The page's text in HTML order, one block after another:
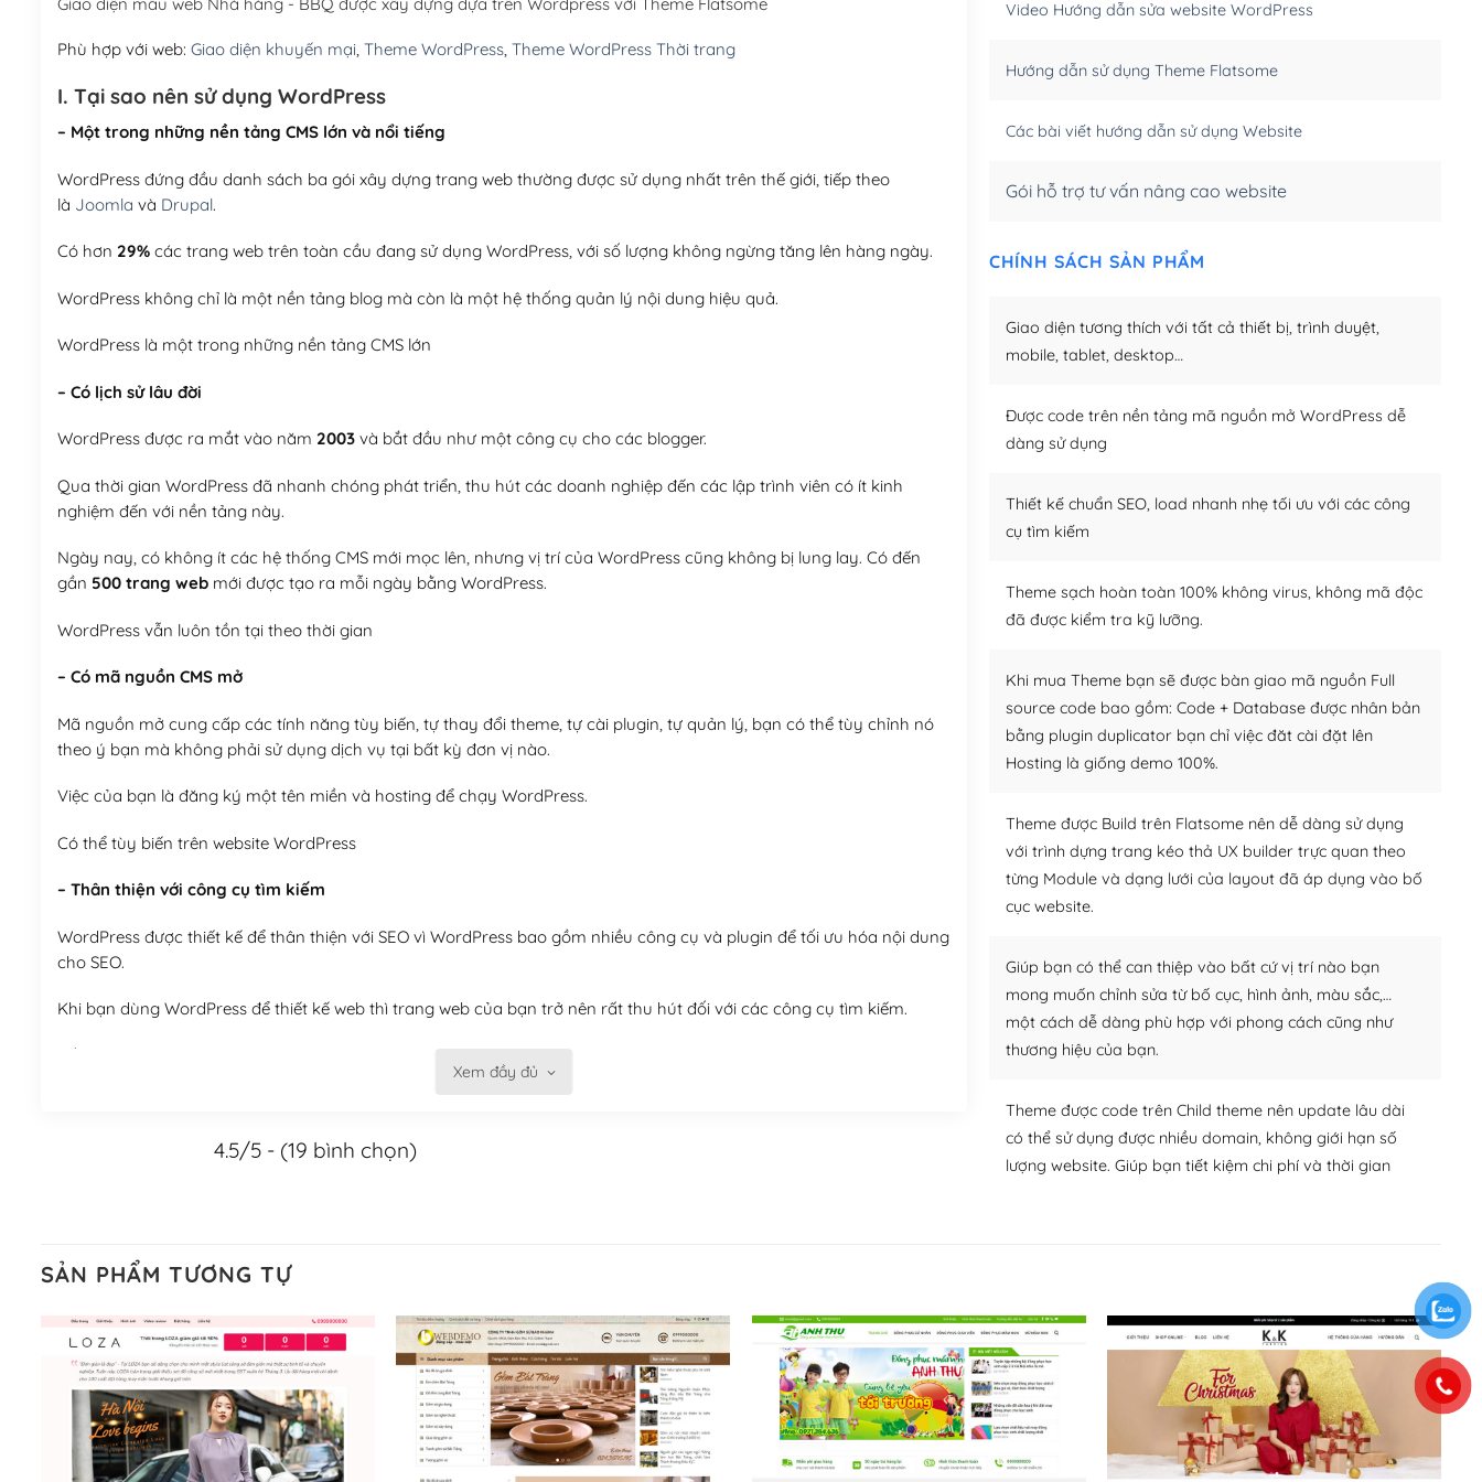
(+950,000₫)
Giao diện mẫu web Nhà hàng - BBQ được xây dựng dựa trên Wordpress với Theme Flatsome
Phù hợp với web: Giao diện khuyến mại, Theme WordPress, Theme WordPress Thời trang
I. Tại sao nên sử dụng WordPress
– Một trong những nền tảng CMS lớn và nổi tiếng
WordPress đứng đầu danh sách ba gói xây dựng trang web thường được sử dụng nhất trên thế giới, tiếp theo
là Joomla và Drupal.
Có hơn 29%các trang web trên toàn cầu đang sử dụng WordPress, với số lượng không ngừng tăng lên hàng ngày.
WordPress không chỉ là một nền tảng blog mà còn là một hệ thống quản lý nội dung hiệu quả.
WordPress là một trong những nền tảng CMS lớn
– Có lịch sử lâu đời
WordPress được ra mắt vào năm 2003và bắt đầu như một công cụ cho các blogger.
Qua thời gian WordPress đã nhanh chóng phát triển, thu hút các doanh nghiệp đến các lập trình viên có ít kinh
nghiệm đến với nền tảng này.
Ngày nay, có không ít các hệ thống CMS mới mọc lên, nhưng vị trí của WordPress cũng không bị lung lay. Có đến
gần 500 trang webmới được tạo ra mỗi ngày bằng WordPress.
WordPress vẫn luôn tồn tại theo thời gian
– Có mã nguồn CMS mở
Mã nguồn mở cung cấp các tính năng tùy biến, tự thay đổi theme, tự cài plugin, tự quản lý, bạn có thể tùy chỉnh nó
theo ý bạn mà không phải sử dụng dịch vụ tại bất kỳ đơn vị nào.
Việc của bạn là đăng ký một tên miền và hosting để chạy WordPress.
Có thể tùy biến trên website WordPress
– Thân thiện với công cụ tìm kiếm
WordPress được thiết kế để thân thiện với SEO vì WordPress bao gồm nhiều công cụ và plugin để tối ưu hóa nội dung
cho SEO.
Khi bạn dùng WordPress để thiết kế web thì trang web của bạn trở nên rất thu hút đối với các công cụ tìm kiếm.
Tối ưu hóa công cụ tìm kiếm
Khi bạn sử dụng WordPress, thì vấn đề giao diện của bạn trở nên dễ dàng và nhanh chóng. Với kho Theme
– Sở hữu một cộng đồng lớn, sẵn sàng hỗ trợ
WordPress là nơi lưu trữ cho một diễn đàn cộng đồng khổng lồ được kiểm duyệt bởi các nhân viên và những người
cuồng tín WordPress.
Nếu bạn gặp khó khăn, bạn có thể lên mạng và tìm kiếm những cộng đồng WordPress, họ sẽ giúp bạn trả lời, giải
Xem đầy đủ
4.5/5 - (19 bình chọn)
Video Hướng dẫn sửa website WordPress
Hướng dẫn sử dụng Theme Flatsome
Các bài viết hướng dẫn sử dụng Website
Gói hỗ trợ tư vấn nâng cao website
CHÍNH SÁCH SẢN PHẨM
Giao diện tương thích với tất cả thiết bị, trình duyệt,
mobile, tablet, desktop…
Được code trên nền tảng mã nguồn mở WordPress dễ
dàng sử dụng
Thiết kế chuẩn SEO, load nhanh nhẹ tối ưu với các công
cụ tìm kiếm
Theme sạch hoàn toàn 100% không virus, không mã độc
đã được kiểm tra kỹ lưỡng.
Khi mua Theme bạn sẽ được bàn giao mã nguồn Full
source code bao gồm: Code + Database được nhân bản
bằng plugin duplicator bạn chỉ việc đăt cài đặt lên
Hosting là giống demo 100%.
Theme được Build trên Flatsome nên dễ dàng sử dụng
với trình dựng trang kéo thả UX builder trực quan theo
từng Module và dạng lưới của layout đã áp dụng vào bố
cục website.
Giúp bạn có thể can thiệp vào bất cứ vị trí nào bạn
mong muốn chỉnh sửa từ bố cục, hình ảnh, màu sắc,…
một cách dễ dàng phù hợp với phong cách cũng như
thương hiệu của bạn.
Theme được code trên Child theme nên update lâu dài
có thể sử dụng được nhiều domain, không giới hạn số
lượng website. Giúp bạn tiết kiệm chi phí và thời gian
SẢN PHẨM TƯƠNG TỰ